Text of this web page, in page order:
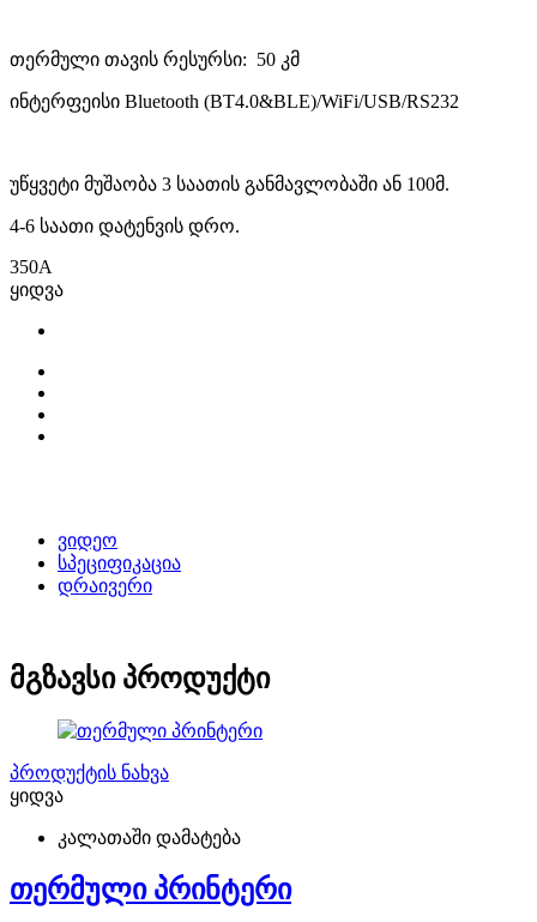
თერმული თავის რესურსი: 50 კმ
ინტერფეისი Bluetooth (BT4.0&BLE)/WiFi/USB/RS232
უწყვეტი მუშაობა 3 საათის განმავლობაში ან 100მ.
4-6 საათი დატენვის დრო.
350A
ყიდვა
ვიდეო
სპეციფიკაცია
დრაივერი
მგზავსი პროდუქტი
პროდუქტის ნახვა
ყიდვა
კალათაში დამატება
თერმული პრინტერი